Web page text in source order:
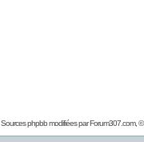
Sources phpbb modifiées parForum307.com, ©